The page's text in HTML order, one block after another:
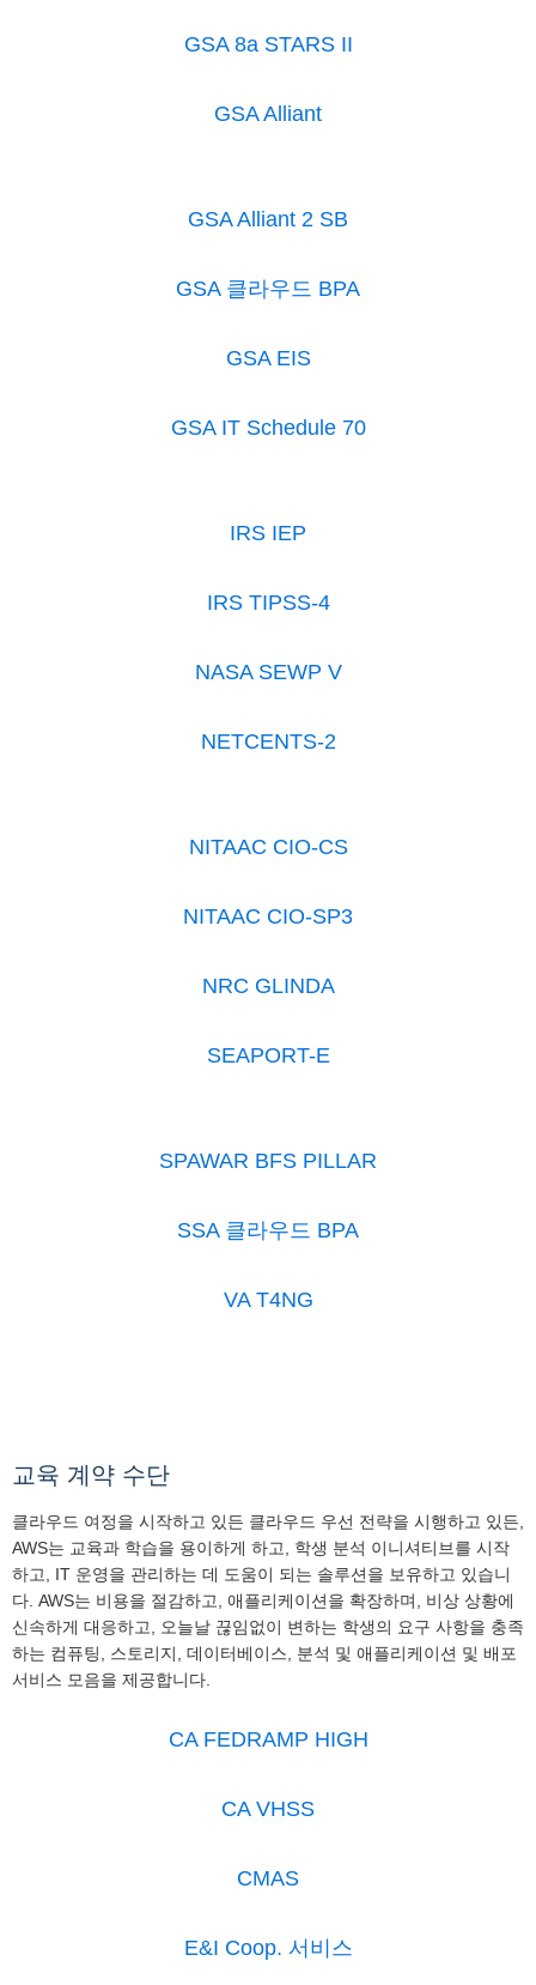
GSA 8a STARS II
GSA Alliant
GSA Alliant 2 SB
GSA 클라우드 BPA
GSA EIS
GSA IT Schedule 70
IRS IEP
IRS TIPSS-4
NASA SEWP V
NETCENTS-2
NITAAC CIO-CS
NITAAC CIO-SP3
NRC GLINDA
SEAPORT-E
SPAWAR BFS PILLAR
SSA 클라우드 BPA
VA T4NG
교육 계약 수단
클라우드 여정을 시작하고 있든 클라우드 우선 전략을 시행하고 있든,
AWS는 교육과 학습을 용이하게 하고, 학생 분석 이니셔티브를 시작
하고, IT 운영을 관리하는 데 도움이 되는 솔루션을 보유하고 있습니
다. AWS는 비용을 절감하고, 애플리케이션을 확장하며, 비상 상황에
신속하게 대응하고, 오늘날 끊임없이 변하는 학생의 요구 사항을 충족
하는 컴퓨팅, 스토리지, 데이터베이스, 분석 및 애플리케이션 및 배포
서비스 모음을 제공합니다.
CA FEDRAMP HIGH
CA VHSS
CMAS
E&I Coop. 서비스